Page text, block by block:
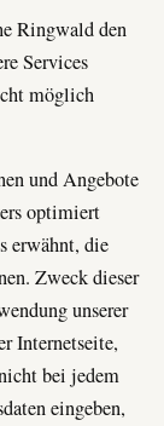
Ringwald den
Services
möglich
und Angebote
optimiert
erwähnt, die
Zweck dieser
unserer
Internetseite,
bei jedem
eingeben,